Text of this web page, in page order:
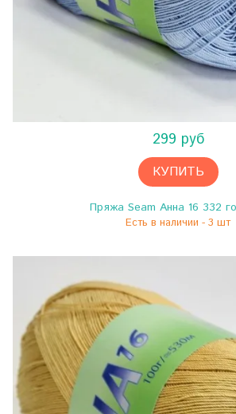
299 руб
КУПИТЬ
Пряжа Seam Анна 16 332
Есть в наличии - 3 шт